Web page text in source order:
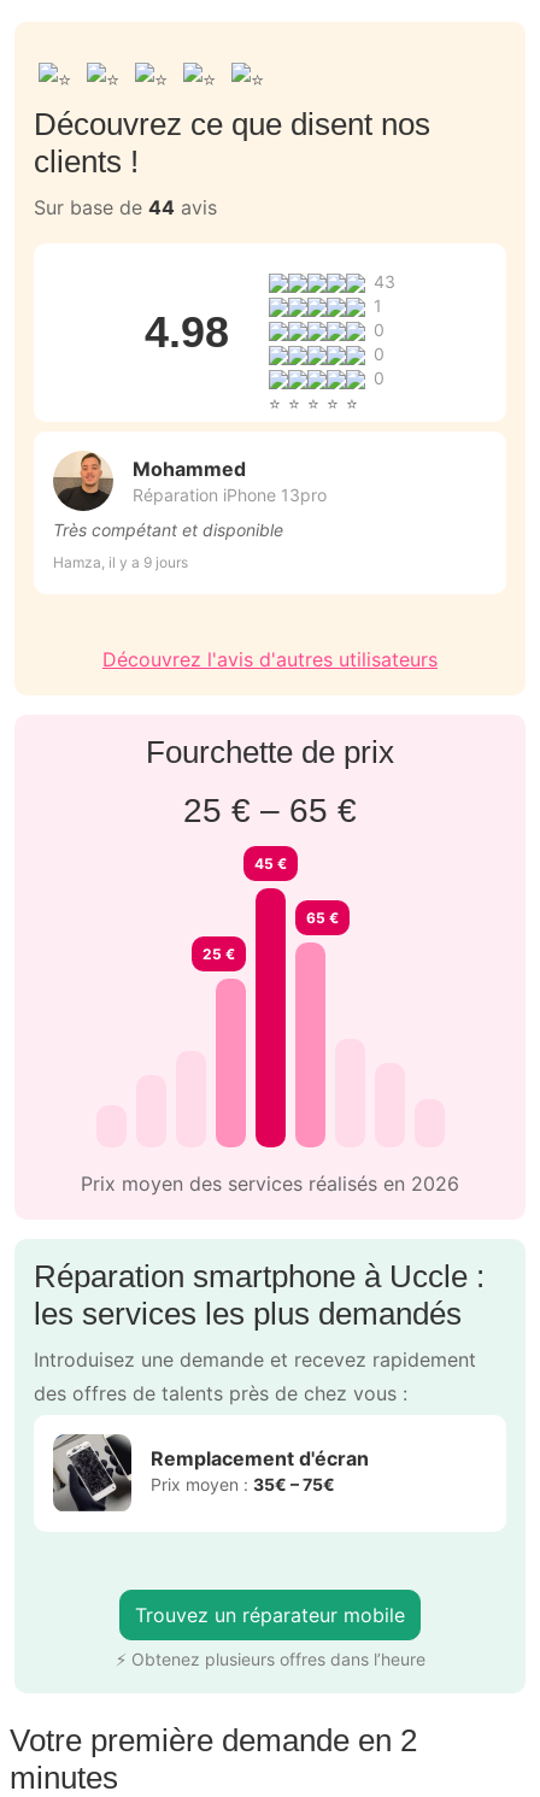
Découvrez ce que disent nos
clients !
Sur base de 44 avis
4.98
43
1
0
0
0
Mohammed
Réparation iPhone 13pro
Très compétant et disponible
Hamza, il y a 9 jours
Découvrez l'avis d'autres utilisateurs
Fourchette de prix
25 € – 65 €
25 €
45 €
65 €
Prix moyen des services réalisés en 2026
Réparation smartphone à Uccle :
les services les plus demandés
Introduisez une demande et recevez rapidement
des offres de talents près de chez vous :
Remplacement d'écran
Prix moyen : 35€ – 75€
Trouvez un réparateur mobile
⚡ Obtenez plusieurs offres dans l’heure
Votre première demande en 2
minutes